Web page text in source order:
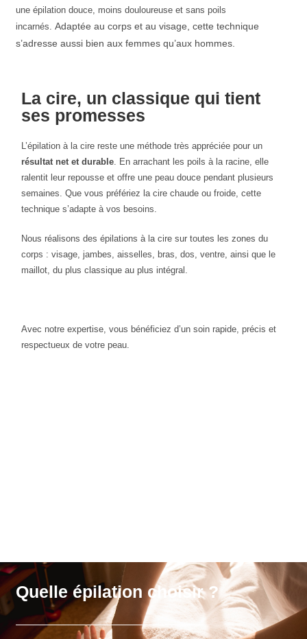
une épilation douce, moins douloureuse et sans poils
incarnés. Adaptée au corps et au visage, cette technique
s’adresse aussi bien aux femmes qu’aux hommes.
La cire, un classique qui tient
ses promesses
L’épilation à la cire reste une méthode très appréciée pour un
résultat net et durable. En arrachant les poils à la racine, elle
ralentit leur repousse et offre une peau douce pendant plusieurs
semaines. Que vous préfériez la cire chaude ou froide, cette
technique s’adapte à vos besoins.
Nous réalisons des épilations à la cire sur toutes les zones du
corps : visage, jambes, aisselles, bras, dos, ventre, ainsi que le
maillot, du plus classique au plus intégral.
Avec notre expertise, vous bénéficiez d’un soin rapide, précis et
respectueux de votre peau.
Quelle épilation choisir ?